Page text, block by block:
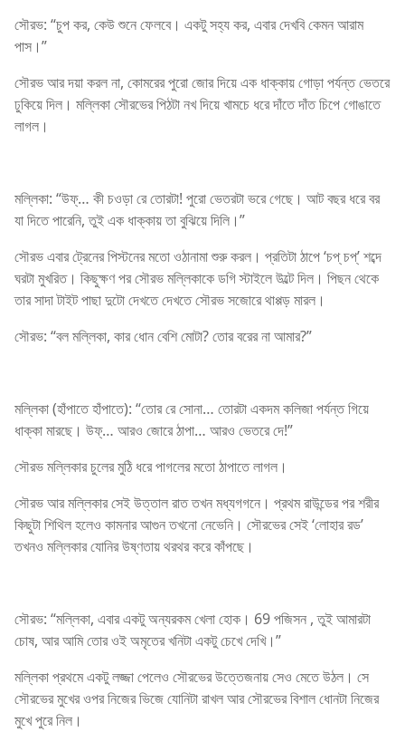
সৌরভ: “চুপ কর, কেউ শুনে ফেলবে। একটু সহ্য কর, এবার দেখবি কেমন আরাম
পাস।”
সৌরভ আর দয়া করল না, কোমরের পুরো জোর দিয়ে এক ধাক্কায় গোড়া পর্যন্ত ভেতরে
ঢুকিয়ে দিল। মল্লিকা সৌরভের পিঠটা নখ দিয়ে খামচে ধরে দাঁতে দাঁত চিপে গোঙাতে
লাগল।
মল্লিকা: “উফ্… কী চওড়া রে তোরটা! পুরো ভেতরটা ভরে গেছে। আট বছর ধরে বর
যা দিতে পারেনি, তুই এক ধাক্কায় তা বুঝিয়ে দিলি।”
সৌরভ এবার ট্রেনের পিস্টনের মতো ওঠানামা শুরু করল। প্রতিটা ঠাপে ‘চপ্ চপ্’ শব্দে
ঘরটা মুখরিত। কিছুক্ষণ পর সৌরভ মল্লিকাকে ডগি স্টাইলে উল্টে দিল। পিছন থেকে
তার সাদা টাইট পাছা দুটো দেখতে দেখতে সৌরভ সজোরে থাপ্পড় মারল।
সৌরভ: “বল মল্লিকা, কার ধোন বেশি মোটা? তোর বরের না আমার?”
মল্লিকা (হাঁপাতে হাঁপাতে): “তোর রে সোনা… তোরটা একদম কলিজা পর্যন্ত গিয়ে
ধাক্কা মারছে। উফ্… আরও জোরে ঠাপা… আরও ভেতরে দে!”
সৌরভ মল্লিকার চুলের মুঠি ধরে পাগলের মতো ঠাপাতে লাগল।
সৌরভ আর মল্লিকার সেই উত্তাল রাত তখন মধ্যগগনে। প্রথম রাউন্ডের পর শরীর
কিছুটা শিথিল হলেও কামনার আগুন তখনো নেভেনি। সৌরভের সেই ‘লোহার রড’
তখনও মল্লিকার যোনির উষ্ণতায় থরথর করে কাঁপছে।
সৌরভ: “মল্লিকা, এবার একটু অন্যরকম খেলা হোক। 69 পজিসন , তুই আমারটা
চোষ, আর আমি তোর ওই অমৃতের খনিটা একটু চেখে দেখি।”
মল্লিকা প্রথমে একটু লজ্জা পেলেও সৌরভের উত্তেজনায় সেও মেতে উঠল। সে
সৌরভের মুখের ওপর নিজের ভিজে যোনিটা রাখল আর সৌরভের বিশাল ধোনটা নিজের
মুখে পুরে নিল।